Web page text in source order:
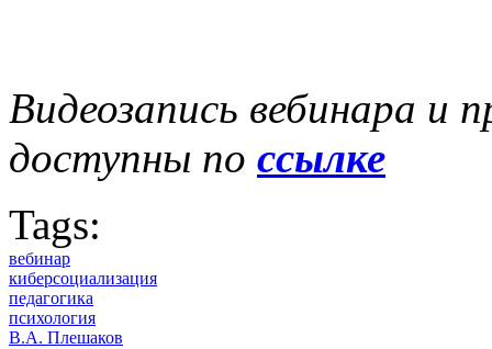
Видеозапись вебинара и
доступны по ссылке
Tags:
вебинар
киберсоциализация
педагогика
психология
В.А. Плешаков